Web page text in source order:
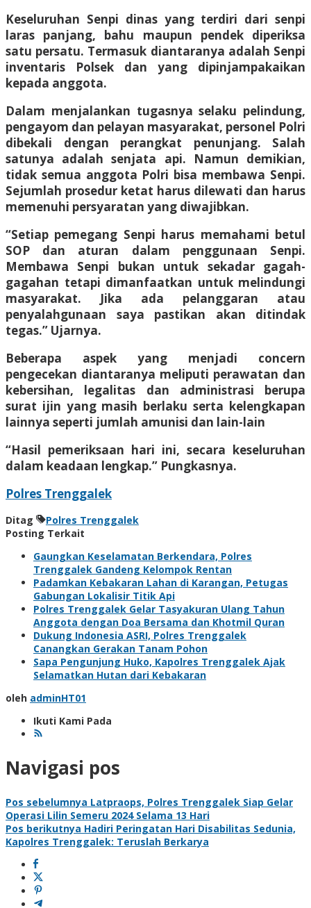
Keseluruhan Senpi dinas yang terdiri dari senpi
laras panjang, bahu maupun pendek diperiksa
satu persatu. Termasuk diantaranya adalah Senpi
inventaris Polsek dan yang dipinjampakaikan
kepada anggota.
Dalam menjalankan tugasnya selaku pelindung,
pengayom dan pelayan masyarakat, personel Polri
dibekali dengan perangkat penunjang. Salah
satunya adalah senjata api. Namun demikian,
tidak semua anggota Polri bisa membawa Senpi.
Sejumlah prosedur ketat harus dilewati dan harus
memenuhi persyaratan yang diwajibkan.
“Setiap pemegang Senpi harus memahami betul
SOP dan aturan dalam penggunaan Senpi.
Membawa Senpi bukan untuk sekadar gagah-
gagahan tetapi dimanfaatkan untuk melindungi
masyarakat. Jika ada pelanggaran atau
penyalahgunaan saya pastikan akan ditindak
tegas.” Ujarnya.
Beberapa aspek yang menjadi concern
pengecekan diantaranya meliputi perawatan dan
kebersihan, legalitas dan administrasi berupa
surat ijin yang masih berlaku serta kelengkapan
lainnya seperti jumlah amunisi dan lain-lain
“Hasil pemeriksaan hari ini, secara keseluruhan
dalam keadaan lengkap.” Pungkasnya.
Polres Trenggalek
Ditag
Polres Trenggalek
Posting Terkait
Gaungkan Keselamatan Berkendara, Polres
Trenggalek Gandeng Kelompok Rentan
Padamkan Kebakaran Lahan di Karangan, Petugas
Gabungan Lokalisir Titik Api
Polres Trenggalek Gelar Tasyakuran Ulang Tahun
Anggota dengan Doa Bersama dan Khotmil Quran
Dukung Indonesia ASRI, Polres Trenggalek
Canangkan Gerakan Tanam Pohon
Sapa Pengunjung Huko, Kapolres Trenggalek Ajak
Selamatkan Hutan dari Kebakaran
oleh adminHT01
Ikuti Kami Pada
Navigasi pos
Pos sebelumnya Latpraops, Polres Trenggalek Siap Gelar
Operasi Lilin Semeru 2024 Selama 13 Hari
Pos berikutnya Hadiri Peringatan Hari Disabilitas Sedunia,
Kapolres Trenggalek: Teruslah Berkarya